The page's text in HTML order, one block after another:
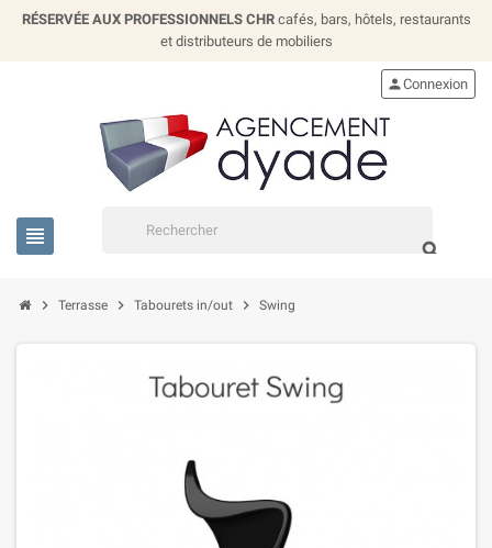
RÉSERVÉE AUX PROFESSIONNELS CHRcafés, bars, hôtels, restaurants
et distributeurs de mobiliers
view_headline
search
personConnexion
chevron_right Terrasse chevron_right Tabourets in/out chevron_right Swing